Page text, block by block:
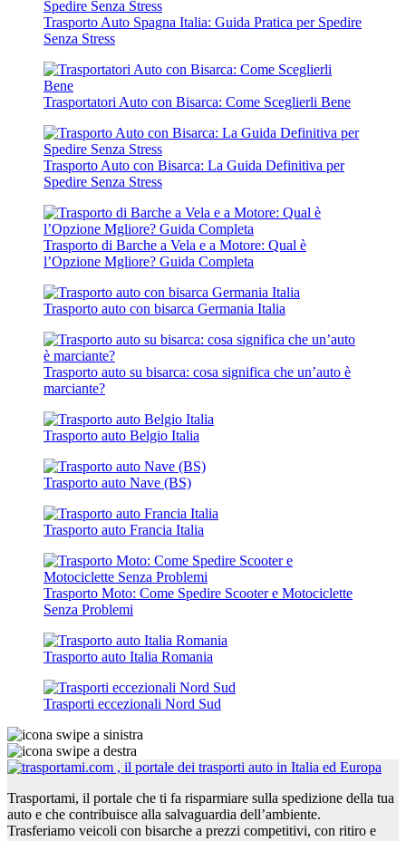
Trasporto Auto Spagna Italia: Guida Pratica per Spedire
Senza Stress
Trasportatori Auto con Bisarca: Come Sceglierli Bene
Trasporto Auto con Bisarca: La Guida Definitiva per
Spedire Senza Stress
Trasporto di Barche a Vela e a Motore: Qual è
l’Opzione Mgliore? Guida Completa
Trasporto auto con bisarca Germania Italia
Trasporto auto su bisarca: cosa significa che un’auto è
marciante?
Trasporto auto Belgio Italia
Trasporto auto Nave (BS)
Trasporto auto Francia Italia
Trasporto Moto: Come Spedire Scooter e Motociclette
Senza Problemi
Trasporto auto Italia Romania
Trasporti eccezionali Nord Sud
Trasportami, il portale che ti fa risparmiare sulla spedizione della tua
auto e che contribuisce alla salvaguardia dell’ambiente.
Trasferiamo veicoli con bisarche a prezzi competitivi, con ritiro e